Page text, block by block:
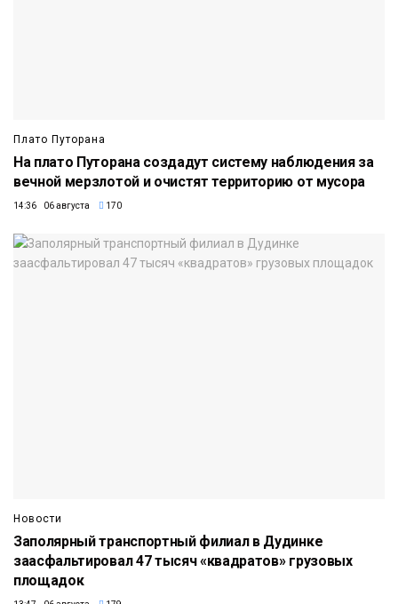
Плато Путорана
На плато Путорана создадут систему наблюдения за
вечной мерзлотой и очистят территорию от мусора
14:36 06 августа 170
Новости
Заполярный транспортный филиал в Дудинке
заасфальтировал 47 тысяч «квадратов» грузовых
площадок